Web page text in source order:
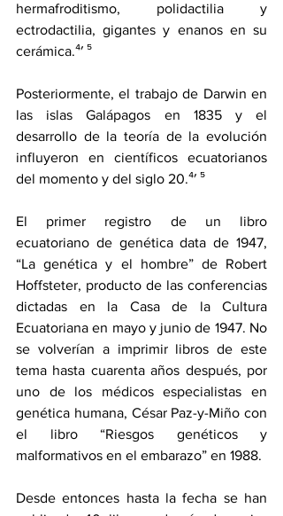
hermafroditismo, polidactilia y
ectrodactilia, gigantes y enanos en su
cerámica.⁴′ ⁵
Posteriormente, el trabajo de Darwin en
las islas Galápagos en 1835 y el
desarrollo de la teoría de la evolución
influyeron en científicos ecuatorianos
del momento y del siglo 20.⁴′ ⁵
El primer registro de un libro
ecuatoriano de genética data de 1947,
“La genética y el hombre” de Robert
Hoffsteter, producto de las conferencias
dictadas en la Casa de la Cultura
Ecuatoriana en mayo y junio de 1947. No
se volverían a imprimir libros de este
tema hasta cuarenta años después, por
uno de los médicos especialistas en
genética humana, César Paz-y-Miño con
el libro “Riesgos genéticos y
malformativos en el embarazo” en 1988.
Desde entonces hasta la fecha se han